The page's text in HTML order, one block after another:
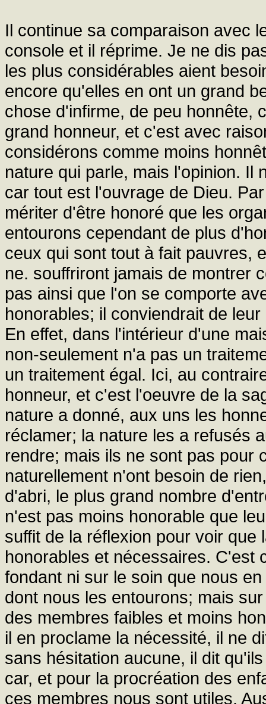
Il continue sa comparaison avec
console et il réprime. Je ne dis
les plus considérables aient
encore qu'elles en ont un grand
chose d'infirme, de peu honnête,
grand honneur, et c'est avec
considérons comme moins
nature qui parle, mais l'opinion. Il
car tout est l'ouvrage de Dieu.
mériter d'être honoré que les
entourons cependant de plus
ceux qui sont tout à fait pauvres,
ne. souffriront jamais de montrer
pas ainsi que l'on se comporte
honorables; il conviendrait de
En effet, dans l'intérieur d'une
non-seulement n'a pas un
un traitement égal. Ici, au
honneur, et c'est l'oeuvre de la
nature a donné, aux uns les
réclamer; la nature les a refusés
rendre; mais ils ne sont pas pour
naturellement n'ont besoin de
d'abri, le plus grand nombre
n'est pas moins honorable que
suffit de la réflexion pour voir
honorables et nécessaires. C'est
fondant ni sur le soin que nous
dont nous les entourons; mais
des membres faibles et moins
il en proclame la nécessité, il ne
sans hésitation aucune, il dit
car, et pour la procréation des
ces membres nous sont utiles.